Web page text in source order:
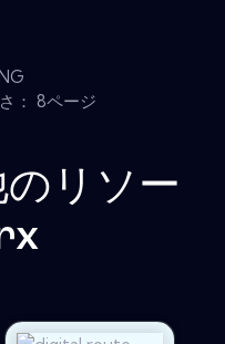
： 8ページ
リソー